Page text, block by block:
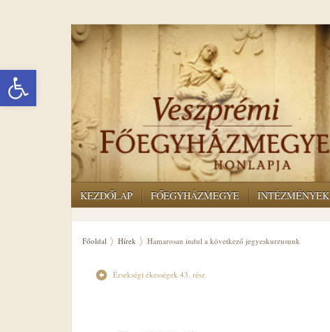
Eszköztár megnyitása
KEZDŐLAP FŐEGYHÁZMEGYE INTÉZMÉNYEK
Főoldal Hírek Hamarosan indul a következő jegyeskurzusunk
Érsekségi ékességek 43. rész